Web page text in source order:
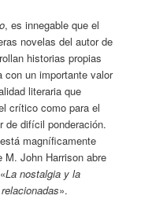
, es innegable que el
novelas del autor de
historias propias
un importante valor
literaria que
crítico como para el
de difícil ponderación.
magníficamente
John Harrison abre
La nostalgia y la
».